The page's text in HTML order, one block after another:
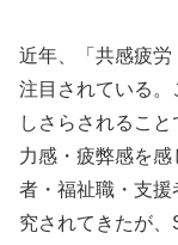
近年、「共感疲
注目されている。
しさらされるこ
力感・疲弊感を
者・福祉職・支
究されてきたが